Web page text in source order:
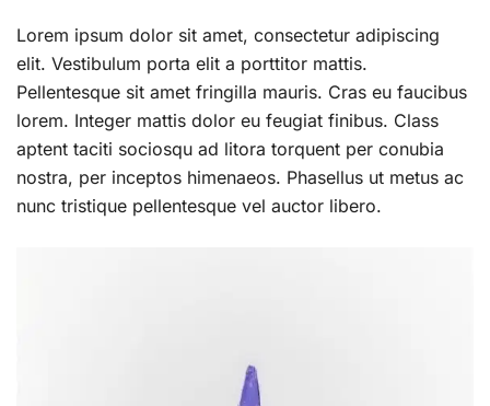
Lorem ipsum dolor sit amet, consectetur adipiscing
elit. Vestibulum porta elit a porttitor mattis.
Pellentesque sit amet fringilla mauris. Cras eu faucibus
lorem. Integer mattis dolor eu feugiat finibus. Class
aptent taciti sociosqu ad litora torquent per conubia
nostra, per inceptos himenaeos. Phasellus ut metus ac
nunc tristique pellentesque vel auctor libero.